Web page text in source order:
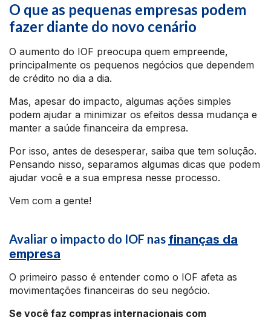
O que as pequenas empresas podem
fazer diante do novo cenário
O aumento do IOF preocupa quem empreende,
principalmente os pequenos negócios que dependem
de crédito no dia a dia.
Mas, apesar do impacto, algumas ações simples
podem ajudar a minimizar os efeitos dessa mudança e
manter a saúde financeira da empresa.
Por isso, antes de desesperar, saiba que tem solução.
Pensando nisso, separamos algumas dicas que podem
ajudar você e a sua empresa nesse processo.
Vem com a gente!
Avaliar o impacto do IOF nas finanças da
empresa
O primeiro passo é entender como o IOF afeta as
movimentações financeiras do seu negócio.
Se você faz compras internacionais com